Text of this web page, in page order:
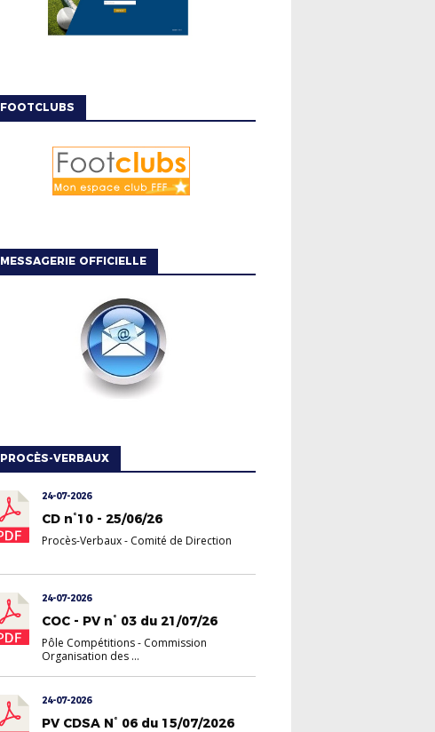
FOOTCLUBS
MESSAGERIE OFFICIELLE
PROCÈS-VERBAUX
24-07-2026
CD n°10 - 25/06/26
Procès-Verbaux- Comité de Direction
24-07-2026
COC - PV n° 03 du 21/07/26
Pôle Compétitions- Commission
Organisation des ...
24-07-2026
PV CDSA N° 06 du 15/07/2026